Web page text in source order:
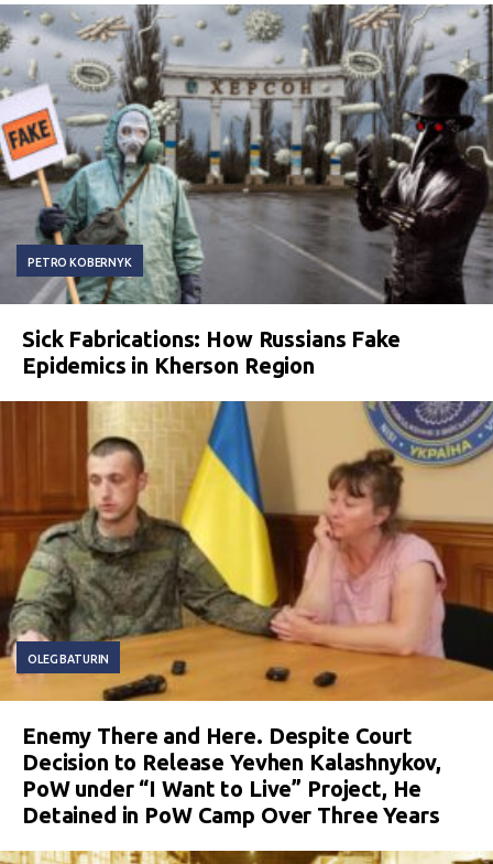
PETRO KOBERNYK
Sick Fabrications: How Russians Fake
Epidemics in Kherson Region
OLEG BATURIN
Enemy There and Here. Despite Court
Decision to Release Yevhen Kalashnykov,
PoW under “I Want to Live” Project, He
Detained in PoW Camp Over Three Years